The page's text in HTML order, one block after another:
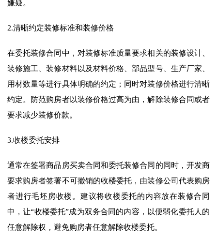
嫌疑。
2.清晰约定装修标准和装修价格
在委托装修合同中，对装修标准质量要求相关的装修设计、
装修施工、装修材料以及材料价格、部品型号、生产厂家、
用材数量等进行具体明确的约定；同时对装修价格进行清晰
约定。防范购房者以装修价格过高为由，解除装修合同或者
要求减少装修价款。
3.收楼委托安排
通常在签署商品房买卖合同和委托装修合同的同时，开发商
要求购房者签署不可撤销的收楼委托，由装修公司代表购房
者进行毛坯房收楼。建议将收楼委托的内容放在装修合同
中，让“收楼委托”成为双务合同的内容，以便弱化委托人的
任意解除权，避免购房者任意解除收楼委托。